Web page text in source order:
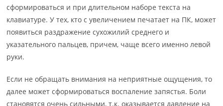
сформироваться и при длительном наборе текста на
клавиатуре. У тех, кто с увеличением печатает на ПК, может
появиться раздражение сухожилий среднего и
указательного пальцев, причем, чаще всего именно левой
руки.
Если не обращать внимания на неприятные ощущения, то
далее может сформироваться воспаление запястья. Боли
становятся очень сильными, т.к. оказывается давление на